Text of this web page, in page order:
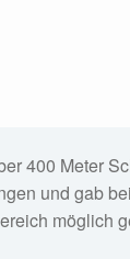
400 Meter
und gab
möglich